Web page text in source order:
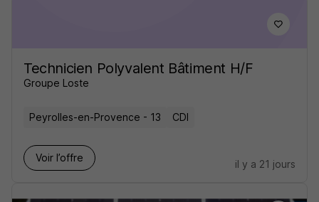
Technicien Polyvalent Bâtiment H/F
Groupe Loste
Peyrolles-en-Provence - 13 CDI
Voir l’offre
il y a 21 jours